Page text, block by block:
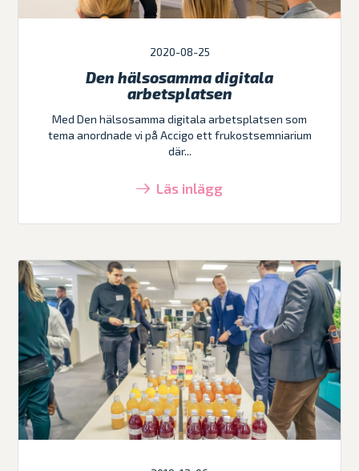
2020-08-25
Den hälsosamma digitala
arbetsplatsen
Med Den hälsosamma digitala arbetsplatsen som
tema anordnade vi på Accigo ett frukostsemniarium
där...
Läs inlägg